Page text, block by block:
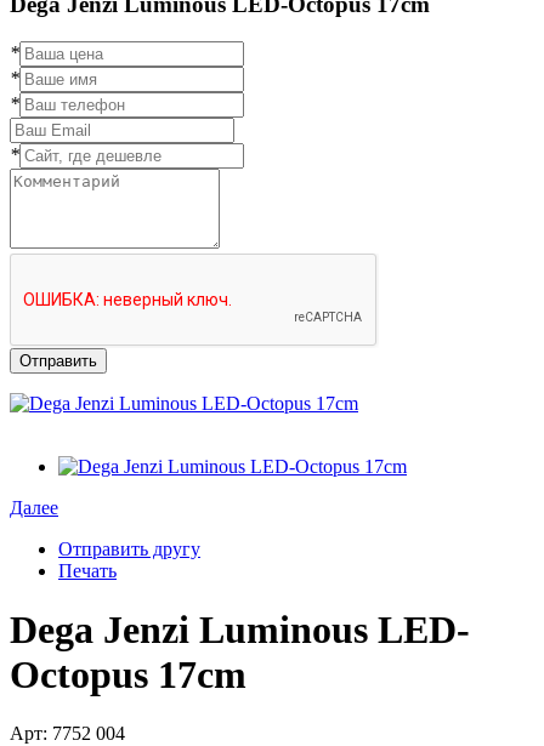
*
*
*
*
Отправить
Далее
Отправить другу
Печать
Dega Jenzi Luminous LED-
Octopus 17cm
Арт: 7752 004